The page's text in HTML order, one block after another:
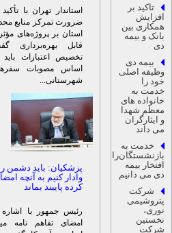
استاندار تهران با تأکید بر
ضرورت تمرکز منابع محدود
استان بر پروژه‌های مؤثر و
قابل بهره‌برداری گفت:
تخصیص اعتبارات باید بر
اساس مصوبات سفرهای
شهرستانی...
پزشکیان: باید دشمن را
وادار کنیم به آنچه امضا
کرده پایبند بماند
رئیس جمهور با اشاره به
امضای تفاهم نامه میان
تاکید بر
بین
و بیمه
بیمه دی
اصلی
را
به
های
شهدا
ایثارگران
داند
خدمت به
بیمه
می دانیم
شرکت